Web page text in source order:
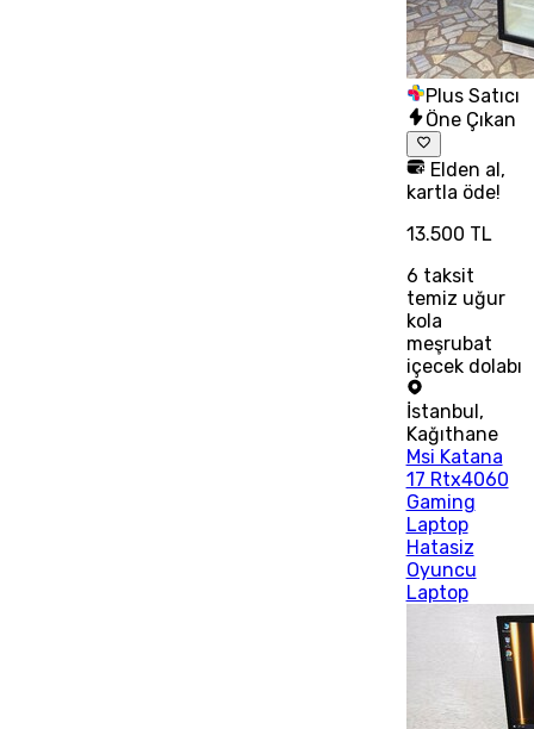
Plus Satıcı
Öne Çıkan
Elden al,
kartla öde!
13.500 TL
6 taksit
temiz uğur
kola
meşrubat
içecek dolabı
İstanbul ,
Kağıthane
Msi Katana
17 Rtx4060
Gaming
Laptop
Hatasiz
Oyuncu
Laptop